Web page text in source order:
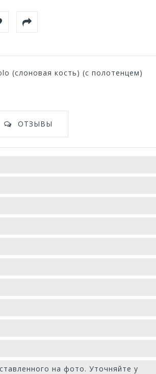
(слоновая кость) (с полотенцем)
ОТЗЫВЫ
на фото. Уточняйте у